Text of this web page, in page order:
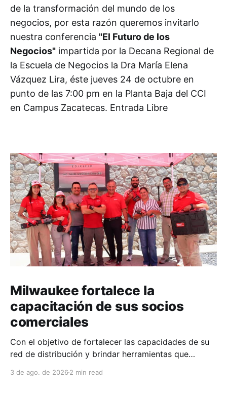
de la transformación del mundo de los
negocios, por esta razón queremos invitarlo
nuestra conferencia "El Futuro de los
Negocios" impartida por la Decana Regional de
la Escuela de Negocios la Dra María Elena
Vázquez Lira, éste jueves 24 de octubre en
punto de las 7:00 pm en la Planta Baja del CCI
en Campus Zacatecas. Entrada Libre
Milwaukee fortalece la
capacitación de sus socios
comerciales
Con el objetivo de fortalecer las capacidades de su
red de distribución y brindar herramientas que
técnico, Milwaukee llevó a cabo una capacitación
3 de ago. de 2026 2 min read